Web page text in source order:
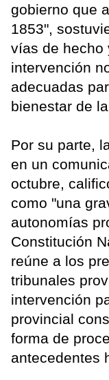
gobierno que
1853",
vías de hecho
intervención
adecuadas
bienestar de
Por su parte,
en un
octubre,
como "una
autonomías
Constitución
reúne a los
tribunales
intervención
provincial
forma de
antecedentes